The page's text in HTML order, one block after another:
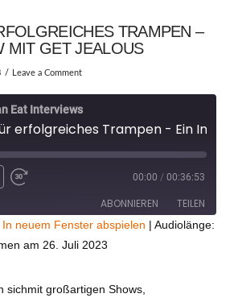
TRAMPEN –
MIT GET JEALOUS
Leave a Comment
Eat Interviews
00:00 / 00:36:53
ABONNIEREN TEILEN
In neuem Fenster abspielen |Audiolänge:
am 26. Juli 2023
sichmit großartigen Shows,